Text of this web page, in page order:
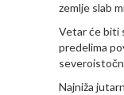
zemlje slab
Vetar će biti
predelima
Najniža